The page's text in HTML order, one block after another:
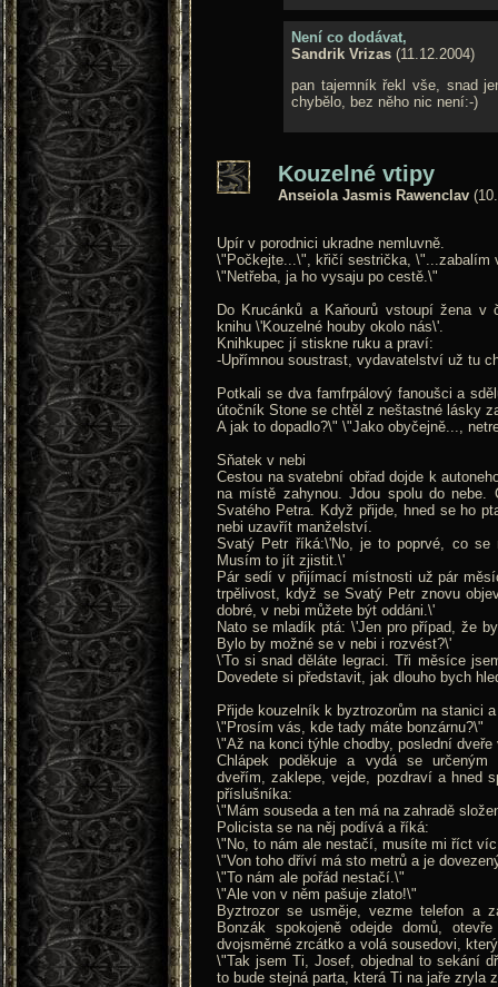
Není co dodávat,
Sandrik Vrizas (11.12.2004)
pan tajemník řekl vše, snad
chybělo, bez něho nic není:-)
Kouzelné vtipy
Anseiola Jasmis Rawenclav
Upír v porodnici ukradne nemluvně.
\"Počkejte...\", křičí sestrička, \"...zabalím
\"Netřeba, ja ho vysaju po cestě.\"
Do Krucánků a Kaňourů vstoupí žena v
knihu \'Kouzelné houby okolo nás\'.
Knihkupec jí stiskne ruku a praví:
-Upřímnou soustrast, vydavatelství už tu
Potkali se dva famfrpálový fanoušci a
útočník Stone se chtěl z neštastné lásky
A jak to dopadlo?\" \"Jako obyčejně...,
Sňatek v nebi
Cestou na svatební obřad dojde k
na místě zahynou. Jdou spolu do nebe.
Svatého Petra. Když přijde, hned se ho
nebi uzavřít manželství.
Svatý Petr říká:\'No, je to poprvé, co se
Musím to jít zjistit.\'
Pár sedí v přijímací místnosti už pár
trpělivost, když se Svatý Petr znovu
dobré, v nebi můžete být oddáni.\'
Nato se mladík ptá: \'Jen pro případ, že
Bylo by možné se v nebi i rozvést?\'
\'To si snad děláte legraci. Tři měsíce
Dovedete si představit, jak dlouho bych
Přijde kouzelník k byztrozorům na stanici
\"Prosím vás, kde tady máte bonzárnu?\"
\"Až na konci týhle chodby, poslední dveře
Chlápek poděkuje a vydá se určeným
dveřím, zaklepe, vejde, pozdraví a hned
příslušníka:
\"Mám souseda a ten má na zahradě
Policista se na něj podívá a říká:
\"No, to nám ale nestačí, musíte mi říct
\"Von toho dříví má sto metrů a je
\"To nám ale pořád nestačí.\"
\"Ale von v něm pašuje zlato!\"
Byztrozor se usměje, vezme telefon a
Bonzák spokojeně odejde domů,
dvojsměrné zrcátko a volá sousedovi,
\"Tak jsem Ti, Josef, objednal to sekání
to bude stejná parta, která Ti na jaře zryla